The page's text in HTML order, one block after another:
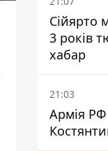
Сійярто
3 років
хабар
21:03
Армія РФ